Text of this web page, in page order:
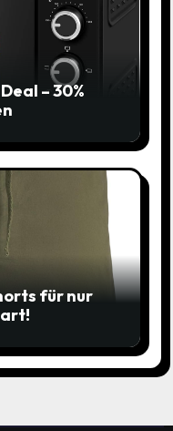
– 30%
für nur